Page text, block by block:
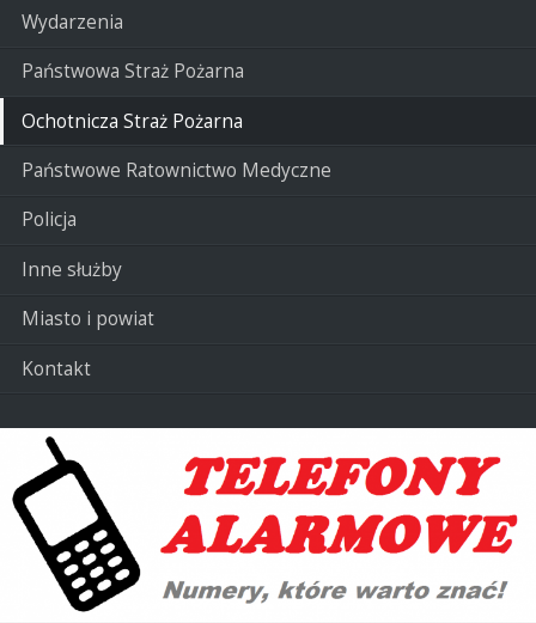
Wydarzenia
Państwowa Straż Pożarna
Ochotnicza Straż Pożarna
Państwowe Ratownictwo Medyczne
Policja
Inne służby
Miasto i powiat
Kontakt